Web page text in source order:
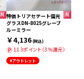
特価トリアセテート偏光
グラスDN-8025グレーブ
ルーミラー
￥4,136(税込)
113ポイント（3％還元）
#アウトレット